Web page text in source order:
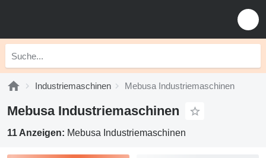
Industriemaschinen Mebusa Industriemaschinen
Mebusa Industriemaschinen
11 Anzeigen: Mebusa Industriemaschinen